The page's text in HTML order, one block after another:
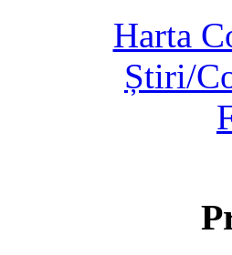
Harta
Știri/